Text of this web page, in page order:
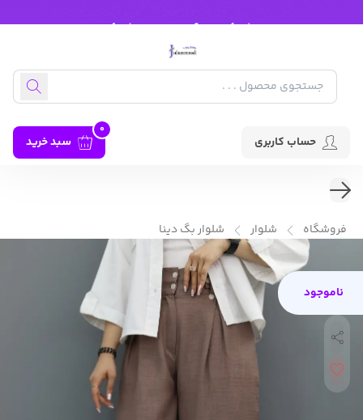
حساب کاربری سبد خرید
0
فروشگاه شلوار شلوار بگ دینا
ناموجود